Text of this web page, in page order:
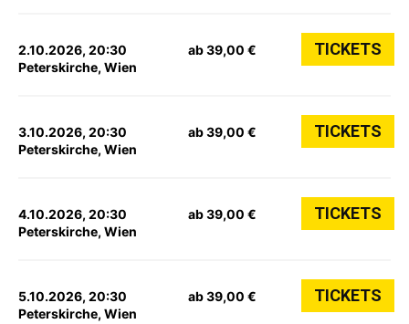
2.10.2026, 20:30
Peterskirche, Wien
ab 39,00 € TICKETS
3.10.2026, 20:30
Peterskirche, Wien
ab 39,00 € TICKETS
4.10.2026, 20:30
Peterskirche, Wien
ab 39,00 € TICKETS
5.10.2026, 20:30
Peterskirche, Wien
ab 39,00 € TICKETS